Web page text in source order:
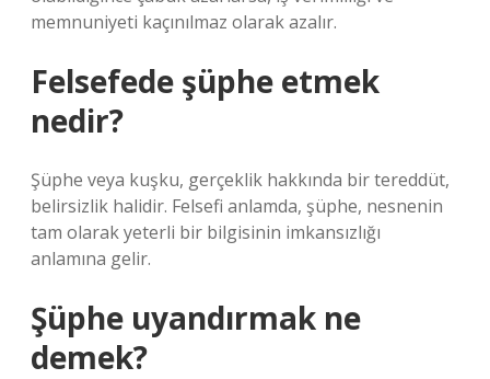
memnuniyeti kaçınılmaz olarak azalır.
Felsefede şüphe etmek
nedir?
Şüphe veya kuşku, gerçeklik hakkında bir tereddüt,
belirsizlik halidir. Felsefi anlamda, şüphe, nesnenin
tam olarak yeterli bir bilgisinin imkansızlığı
anlamına gelir.
Şüphe uyandırmak ne
demek?